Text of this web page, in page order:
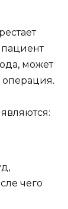
пациент
может
операция.
чего